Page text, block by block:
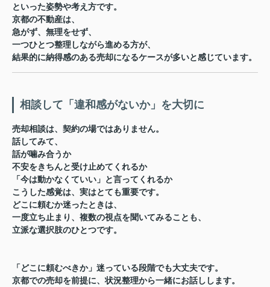
といった姿勢や考え方です。
京都の不動産は、
急がず、無理をせず、
一つひとつ整理しながら進める方が、
結果的に納得感のある売却になるケースが多いと感じています。
相談して「違和感がないか」を大切に
売却相談は、契約の場ではありません。
話してみて、
話が噛み合うか
不安をきちんと受け止めてくれるか
「今は動かなくていい」と言ってくれるか
こうした感覚は、実はとても重要です。
どこに頼むか迷ったときは、
一度立ち止まり、複数の視点を聞いてみることも、
立派な選択肢のひとつです。
「どこに頼むべきか」迷っている段階でも大丈夫です。
京都での売却を前提に、状況整理から一緒にお話しします。